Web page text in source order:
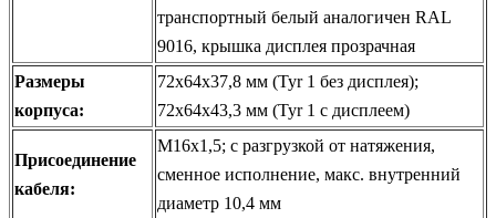
транспортный белый аналогичен RAL
9016, крышка дисплея прозрачная
Размеры
корпуса:
72x64x37,8 мм (Tyr 1 без дисплея);
72x64x43,3 мм (Tyr 1 с дисплеем)
Присоединение
кабеля:
M16x1,5; с разгрузкой от натяжения,
сменное исполнение, макс. внутренний
диаметр 10,4 мм